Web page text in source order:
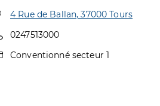
Adresse
4 Rue de Ballan, 37000 Tours
Téléphone
0247513000
Type de convention
Conventionné secteur 1